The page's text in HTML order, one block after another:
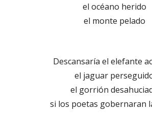
el océano herido
el monte pelado
Descansaría el elefante
el jaguar
el gorrión
si los poetas gobernaran